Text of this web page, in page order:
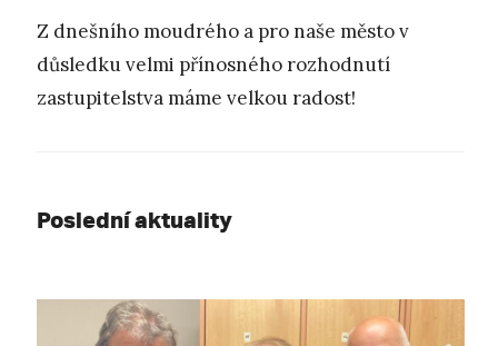
Z dnešního moudrého a pro naše město v
důsledku velmi přínosného rozhodnutí
zastupitelstva máme velkou radost!
Poslední aktuality